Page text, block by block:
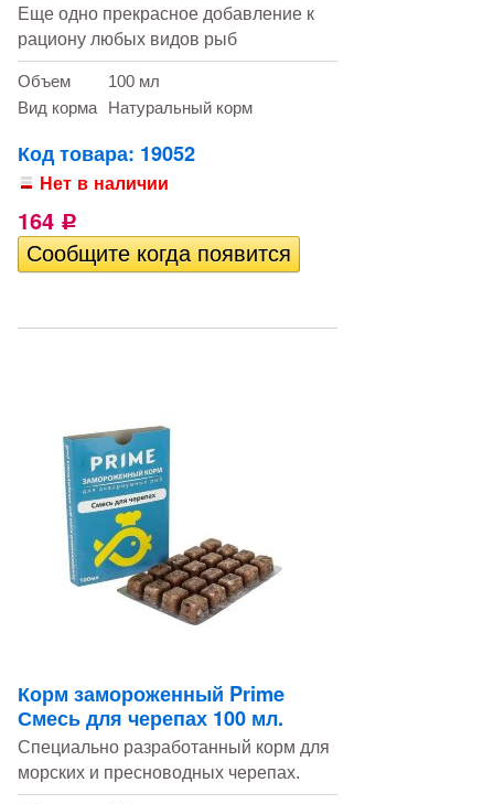
Еще одно прекрасное добавление к
рациону любых видов рыб
Объем
100 мл
Вид корма
Натуральный корм
Код товара: 19052
Нет в наличии
164 Р
Корм замороженный Prime
Смесь для черепах 100 мл.
Специально разработанный корм для
морских и пресноводных черепах.